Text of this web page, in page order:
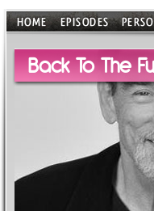
Back To The